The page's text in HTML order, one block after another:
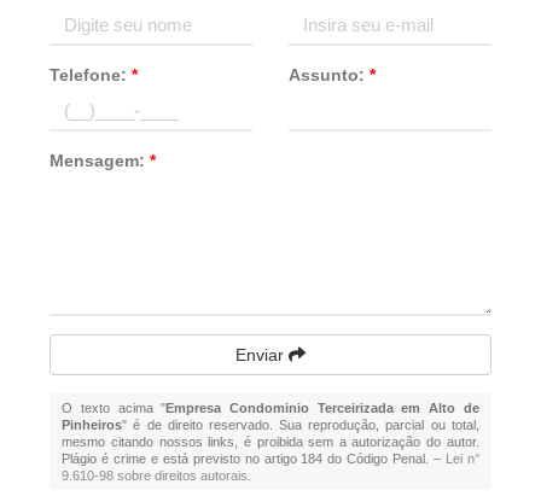
Telefone:* Assunto: *
Mensagem:*
Enviar
O texto acima "Empresa Condominio Terceirizada em Alto de
Pinheiros" é de direito reservado. Sua reprodução, parcial ou total,
mesmo citando nossos links, é proibida sem a autorização do autor.
Plágio é crime e está previsto no artigo 184 do Código Penal. – Lei n°
9.610-98 sobre direitos autorais